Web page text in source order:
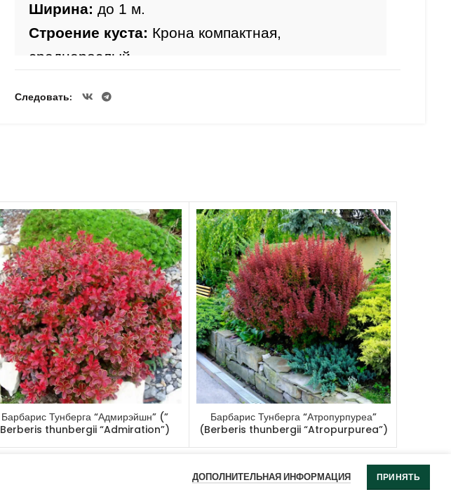
Ширина: до 1 м.
Строение куста: Крона компактная,
среднерослый.
Плоды: красные, длинные.
Морозостойкость: высокая.
Зимостойкость: высокая.
Светолюбива: да.
Теневыносливая: да.
Газоустойчивость: высокая.
Применение: sol, куртинная посадка, живая
изгородь.
Следовать
Барбарис Тунберга “Адмирэйшн” (”
Berberis thunbergii “Admiration”)
Барбарис Тунберга “Атропурпуреа”
(Berberis thunbergii “Atropurpurea”)
ДОПОЛНИТЕЛЬНАЯ ИНФОРМАЦИЯ ПРИНЯТЬ